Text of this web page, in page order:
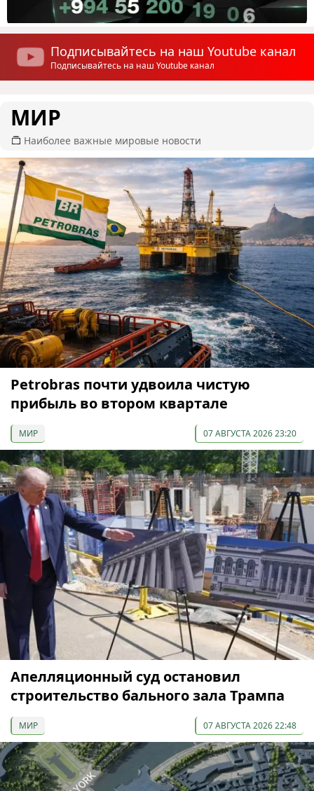
Подписывайтесь на наш Youtube канал
Подписывайтесь на наш Youtube канал
МИР
Наиболее важные мировые новости
Petrobras почти удвоила чистую
прибыль во втором квартале
МИР 07 АВГУСТА 2026 23:20
Апелляционный суд остановил
строительство бального зала Трампа
МИР 07 АВГУСТА 2026 22:48